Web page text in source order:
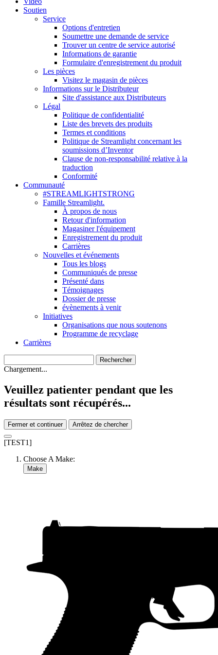
Soutien
Service
Options d'entretien
Soumettre une demande de service
Trouver un centre de service autorisé
Informations de garantie
Formulaire d'enregistrement du produit
Les pièces
Visitez le magasin de pièces
Informations sur le Distributeur
Site d'assistance aux Distributeurs
Légal
Politique de confidentialité
Liste des brevets des produits
Termes et conditions
Politique de Streamlight concernant les
soumissions d’Inventor
Clause de non-responsabilité relative à la
traduction
Conformité
Communauté
#STREAMLIGHTSTRONG
Famille Streamlight.
À propos de nous
Retour d'information
Magasiner l'équipement
Enregistrement du produit
Carrières
Nouvelles et événements
Tous les blogs
Communiqués de presse
Présenté dans
Témoignages
Dossier de presse
évènements à venir
Initiatives
Organisations que nous soutenons
Programme de recyclage
Carrières
Chargement...
Veuillez patienter pendant que les
résultats sont récupérés...
Fermer et continuer Arrêtez de chercher
[TEST1]
Choose A Make:
Make